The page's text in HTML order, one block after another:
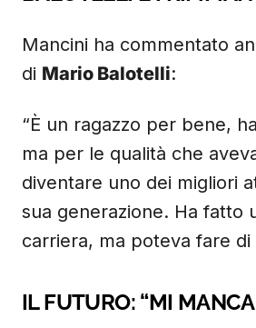
Mancini ha commentato
di Mario Balotelli:
“È un ragazzo per bene,
ma per le qualità che
diventare uno dei migliori
sua generazione. Ha fatto
carriera, ma poteva fare di
IL FUTURO: “MI